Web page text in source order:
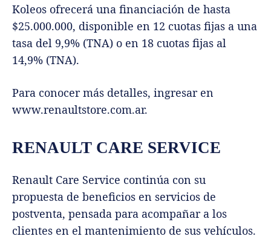
Koleos ofrecerá una financiación de hasta
$25.000.000, disponible en 12 cuotas fijas a una
tasa del 9,9% (TNA) o en 18 cuotas fijas al
14,9% (TNA).
Para conocer más detalles, ingresar en
www.renaultstore.com.ar.
RENAULT CARE SERVICE
Renault Care Service continúa con su
propuesta de beneficios en servicios de
postventa, pensada para acompañar a los
clientes en el mantenimiento de sus vehículos.